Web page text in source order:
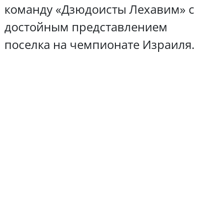
команду «Дзюдоисты Лехавим» с
достойным представлением
поселка на чемпионате Израиля.